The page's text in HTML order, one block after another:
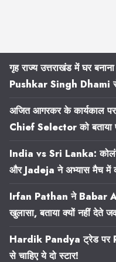
गृह राज्य उत्तराखंड में घर
Pushkar Singh Dhami से
अजित आगरकर के कार्यकाल
Chief Selector को बताया
India vs Sri Lanka:
और Jadeja ने अभ्यास मैच में
Irfan Pathan ने Babar
खुलासा, बताया क्यों नहीं देते
Hardik Pandya ट्रेड पर
से चाहिए ये दो स्टार!